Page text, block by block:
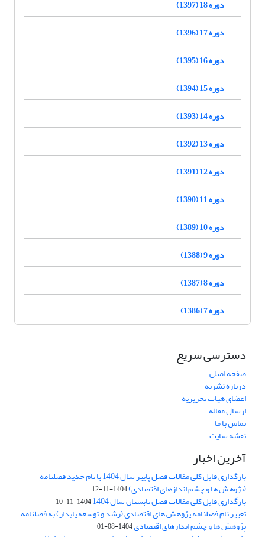
دوره 18 (1397)
دوره 17 (1396)
دوره 16 (1395)
دوره 15 (1394)
دوره 14 (1393)
دوره 13 (1392)
دوره 12 (1391)
دوره 11 (1390)
دوره 10 (1389)
دوره 9 (1388)
دوره 8 (1387)
دوره 7 (1386)
دسترسی سریع
صفحه اصلی
درباره نشریه
اعضای هیات تحریریه
ارسال مقاله
تماس با ما
نقشه سایت
آخرین اخبار
بارگذاری فایل کلی مقالات فصل پاییز سال 1404 با نام جدید فصلنامه
(پژوهش ها و چشم اندازهای اقتصادی)1404-11-12
بارگذاری فایل کلی مقالات فصل تابستان سال 1404 1404-11-10
تغییر نام فصلنامه پژوهش های اقتصادی (رشد و توسعه پایدار) به فصلنامه
پژوهش ها و چشم اندازهای اقتصادی1404-08-01